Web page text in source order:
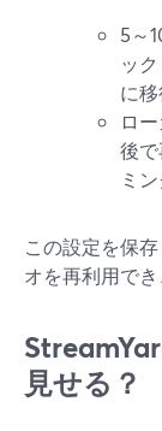
5～
ッ
に
ロ
後
ミ
この設定を保
オを再利用で
見せる？